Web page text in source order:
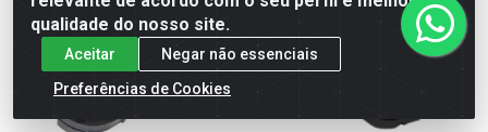
qualidade do nosso site.
Aceitar
Negar não essenciais
Preferências de Cookies